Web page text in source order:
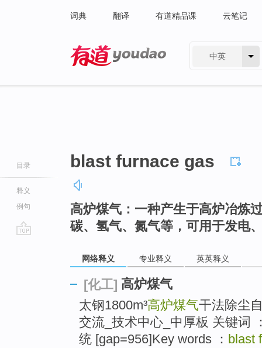
词典 翻译 有道精品课 云笔记
中英
目录
释义
例句
blast furnace gas
高炉煤气：一种产生于高炉冶炼
碳、氢气、氮气等，可用于发电
网络释义 专业释义 英英释义
[化工] 高炉煤气
太钢1800m³高炉煤气干法除尘
交流_技术中心_中厚板 关键词
统 [gap=956]Key words ： blast